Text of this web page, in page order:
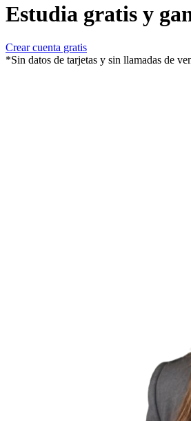
Estudia gratis y
Crear cuenta gratis
*Sin datos de tarjetas y sin llamadas de